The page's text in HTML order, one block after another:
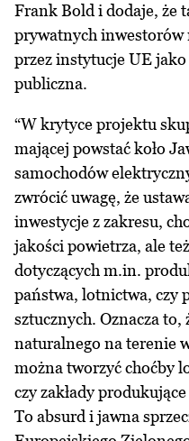
Frank Bold i dodaje, że
prywatnych inwestorów
przez instytucje UE
publiczna.
“W krytyce projektu
mającej powstać koło
samochodów
zwrócić uwagę, że
inwestycje z zakresu,
jakości powietrza, ale
dotyczących m.in.
państwa, lotnictwa, czy
sztucznych. Oznacza
naturalnego na terenie
można tworzyć choćby
czy zakłady
To absurd i jawna